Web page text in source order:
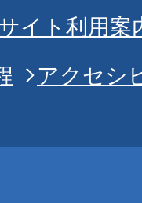
イト利用案
アクセシ